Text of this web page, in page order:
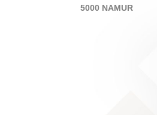
5000 NAMUR